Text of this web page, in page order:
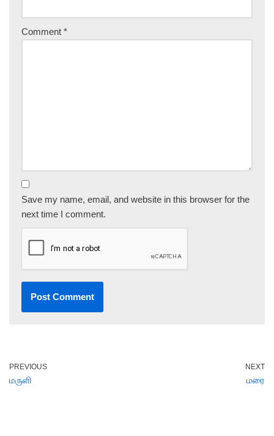
Comment *
Save my name, email, and website in this browser for the
next time I comment.
PREVIOUS
மருளி
NEXT
மரை